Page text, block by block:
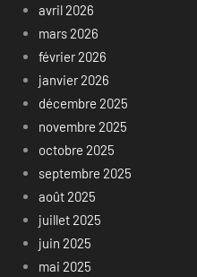
avril 2026
mars 2026
février 2026
janvier 2026
décembre 2025
novembre 2025
octobre 2025
septembre 2025
août 2025
juillet 2025
juin 2025
mai 2025